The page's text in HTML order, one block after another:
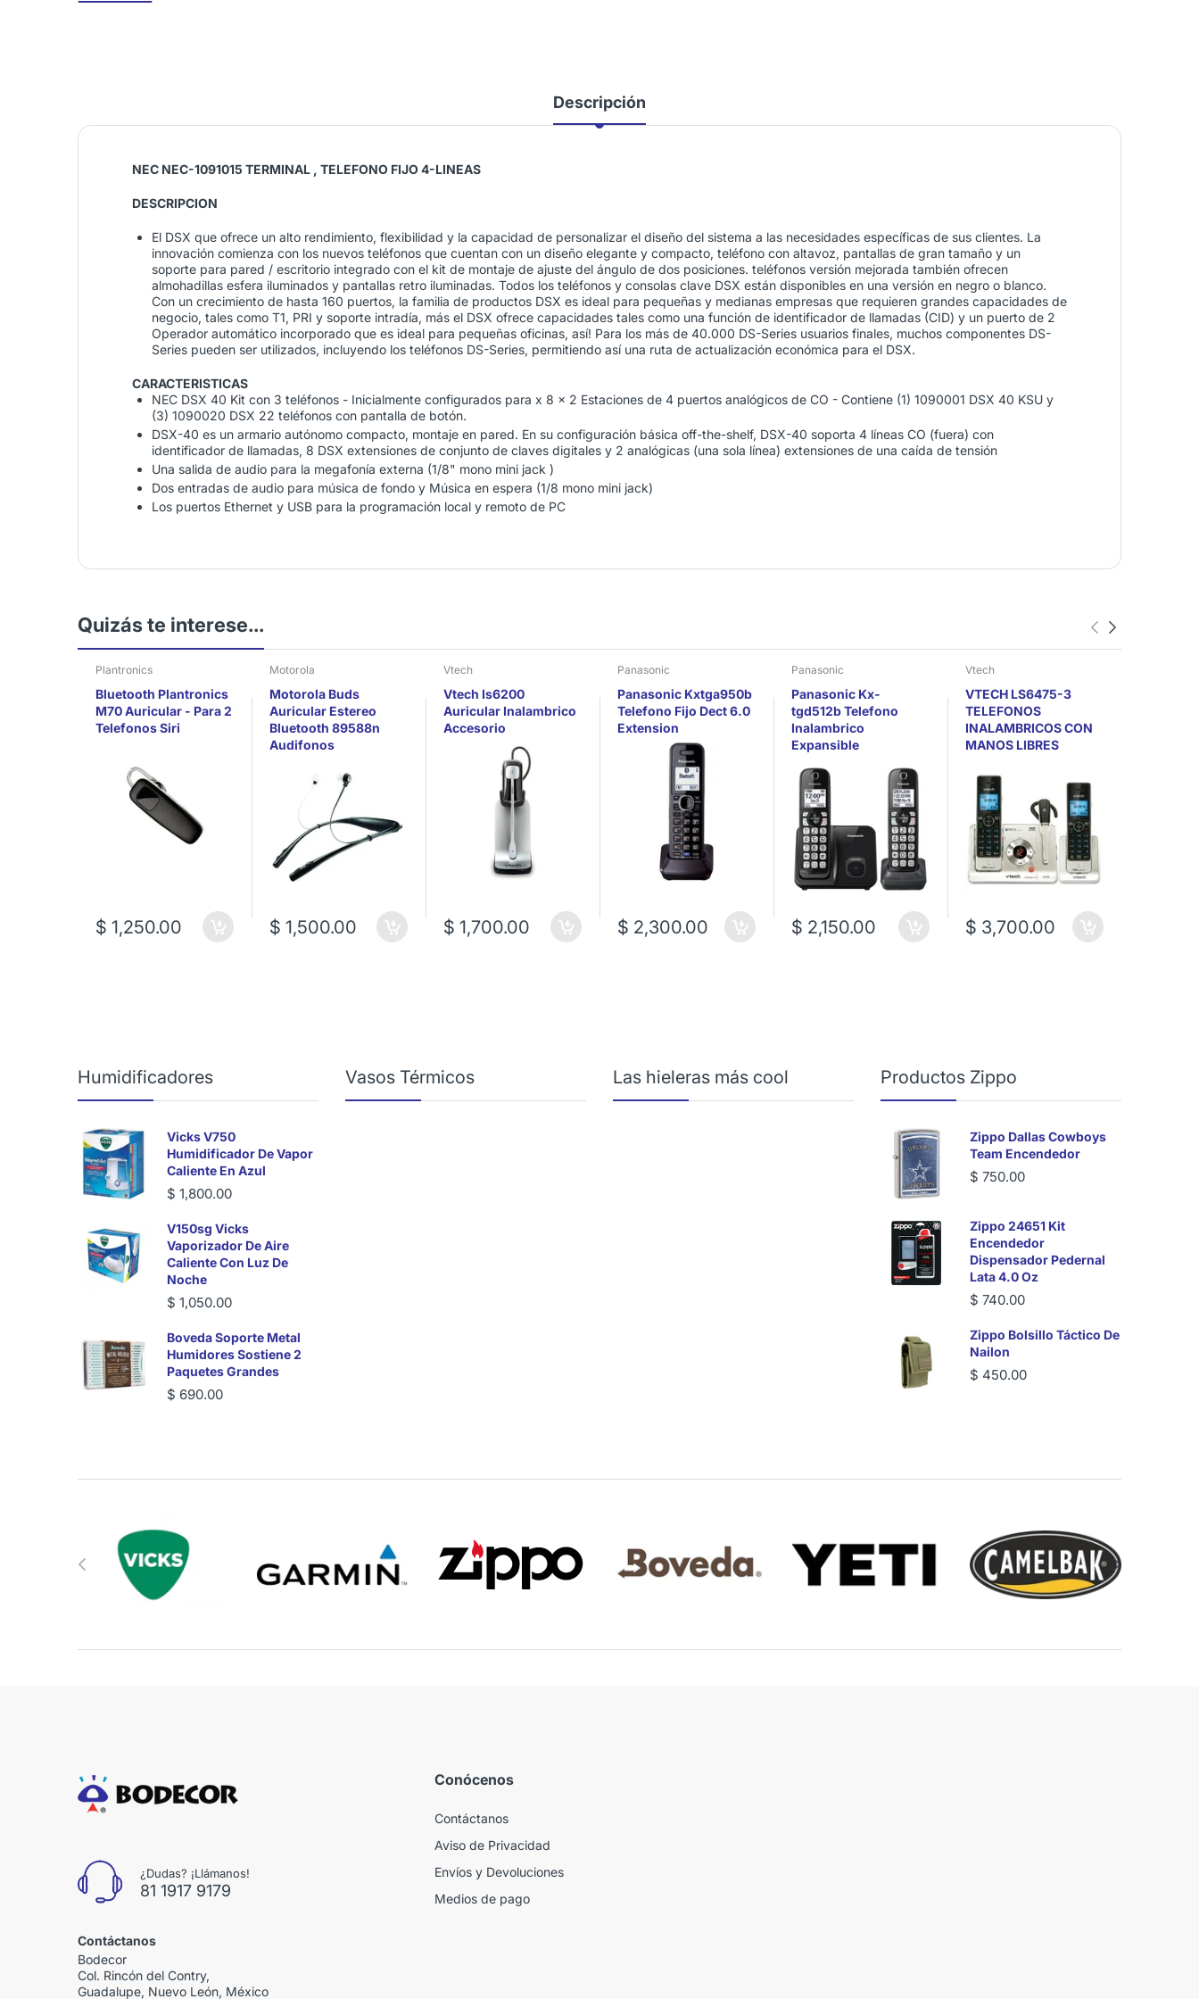
Descripción
NEC NEC-1091015 TERMINAL , TELEFONO FIJO 4-LINEAS
DESCRIPCION
El DSX que ofrece un alto rendimiento, flexibilidad y la capacidad de personalizar el diseño del sistema a las necesidades específicas de sus clientes. La
innovación comienza con los nuevos teléfonos que cuentan con un diseño elegante y compacto, teléfono con altavoz, pantallas de gran tamaño y un
soporte para pared / escritorio integrado con el kit de montaje de ajuste del ángulo de dos posiciones. teléfonos versión mejorada también ofrecen
almohadillas esfera iluminados y pantallas retro iluminadas. Todos los teléfonos y consolas clave DSX están disponibles en una versión en negro o blanco.
Con un crecimiento de hasta 160 puertos, la familia de productos DSX es ideal para pequeñas y medianas empresas que requieren grandes capacidades de
negocio, tales como T1, PRI y soporte intradía, más el DSX ofrece capacidades tales como una función de identificador de llamadas (CID) y un puerto de 2
Operador automático incorporado que es ideal para pequeñas oficinas, así! Para los más de 40.000 DS-Series usuarios finales, muchos componentes DS-
Series pueden ser utilizados, incluyendo los teléfonos DS-Series, permitiendo así una ruta de actualización económica para el DSX.
CARACTERISTICAS
NEC DSX 40 Kit con 3 teléfonos - Inicialmente configurados para x 8 x 2 Estaciones de 4 puertos analógicos de CO - Contiene (1) 1090001 DSX 40 KSU y
(3) 1090020 DSX 22 teléfonos con pantalla de botón.
DSX-40 es un armario autónomo compacto, montaje en pared. En su configuración básica off-the-shelf, DSX-40 soporta 4 líneas CO (fuera) con
identificador de llamadas, 8 DSX extensiones de conjunto de claves digitales y 2 analógicas (una sola línea) extensiones de una caída de tensión
Una salida de audio para la megafonía externa (1/8" mono mini jack )
Dos entradas de audio para música de fondo y Música en espera (1/8 mono mini jack)
Los puertos Ethernet y USB para la programación local y remoto de PC
Quizás te interese...
Plantronics
Bluetooth Plantronics
M70 Auricular - Para 2
Telefonos Siri
$ 1,250.00
Motorola
Motorola Buds
Auricular Estereo
Bluetooth 89588n
Audifonos
$ 1,500.00
Vtech
Vtech Is6200
Auricular Inalambrico
Accesorio
$ 1,700.00
Panasonic
Panasonic Kxtga950b
Telefono Fijo Dect 6.0
Extension
$ 2,300.00
Panasonic
Panasonic Kx-
tgd512b Telefono
Inalambrico
Expansible
$ 2,150.00
Vtech
VTECH LS6475-3
TELEFONOS
INALAMBRICOS CON
MANOS LIBRES
$ 3,700.00
Humidificadores
Vicks V750
Humidificador De Vapor
Caliente En Azul
$ 1,800.00
V150sg Vicks
Vaporizador De Aire
Caliente Con Luz De
Noche
$ 1,050.00
Boveda Soporte Metal
Humidores Sostiene 2
Paquetes Grandes
$ 690.00
Vasos Térmicos Las hieleras más cool Productos Zippo
Zippo Dallas Cowboys
Team Encendedor
$ 750.00
Zippo 24651 Kit
Encendedor
Dispensador Pedernal
Lata 4.0 Oz
$ 740.00
Zippo Bolsillo Táctico De
Nailon
$ 450.00
¿Dudas? ¡Llámanos!
81 1917 9179
Contáctanos
Bodecor
Col. Rincón del Contry,
Guadalupe, Nuevo León, México
Conócenos
Contáctanos
Aviso de Privacidad
Envíos y Devoluciones
Medios de pago